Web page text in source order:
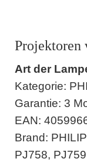
Projektoren
Art der
Kategorie:
Garantie: 3
EAN:
Brand:
PJ758,